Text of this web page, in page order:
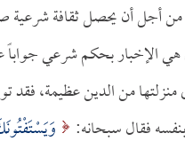
من أجل أن يحصل ثقافة
هي الإخبار بحكم شرعي
من الدين عظيمة، فقد
فقال سبحانه: